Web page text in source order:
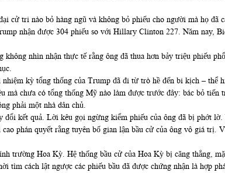
cử tri nào bỏ hàng ngũ và không bỏ phiếu cho người mà họ đã
nhận được 304 phiếu so với Hillary Clinton 227. Năm nay,
nhìn nhận thực tế rằng ông đã thua hơn bảy triệu phiếu
kỳ tổng thống của Trump đã đi từ trò hề đến bi kịch – thể
chưa có tổng thống Mỹ nào làm được trước đây: bác bỏ tiến
phải một nhà dân chủ.
kết quả. Lời kêu gọi ngừng kiểm phiếu của ông đã bị phớt
phán quyết rằng tuyên bố gian lận bầu cử của ông vô giá trị.
trường Hoa Kỳ. Hệ thống bầu cử của Hoa Kỳ bị căng thẳng,
tìm cách lật ngược các phiếu bầu đã được chứng nhận là hợp